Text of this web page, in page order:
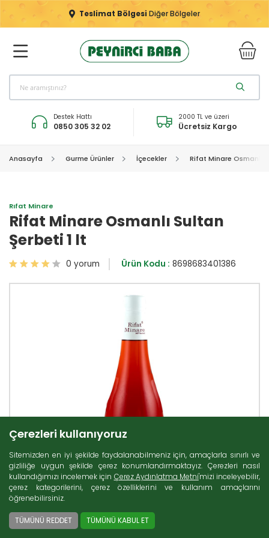
Teslimat Bölgesi Diğer Bölgeler
Destek Hattı
0850 305 32 02
2000 TL ve üzeri
Ücretsiz Kargo
Anasayfa Gurme Ürünler İçecekler Rifat Minare Osmanlı
Rıfat Minare
Rifat Minare Osmanlı Sultan
Şerbeti 1 lt
0 yorum Ürün Kodu : 8698683401386
Çerezleri kullanıyoruz
Sitemizden en iyi şekilde faydalanabilmeniz için, amaçlarla sınırlı ve
gizliliğe uygun şekilde çerez konumlandırmaktayız. Çerezleri nasıl
kullandığımızı incelemek için Çerez Aydınlatma Metni'mizi inceleyebilir,
çerez kategorilerini, çerez özelliklerini ve kullanım amaçlarını
öğrenebilirsiniz.
TÜMÜNÜ REDDET TÜMÜNÜ KABUL ET